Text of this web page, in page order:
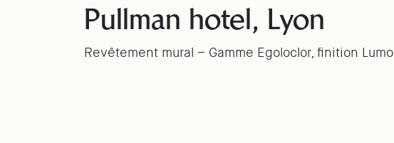
Pullman hotel, Lyon
Revêtement mural – Gamme Egoloclor, finition Lumo